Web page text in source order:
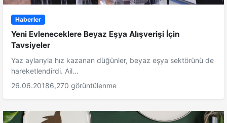
Haberler
Yeni Evleneceklere Beyaz Eşya Alışverişi İçin
Tavsiyeler
Yaz aylarıyla hız kazanan düğünler, beyaz eşya sektörünü de
hareketlendirdi. Ail...
26.06.20186,270 görüntülenme